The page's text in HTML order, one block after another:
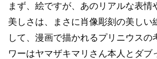
まず、絵ですが、あのリアルな表情
美しさは、まさに肖像彫刻の美しい
して、漫画で描かれるプリニウスの
ワーはヤマザキマリさん本人とダブ